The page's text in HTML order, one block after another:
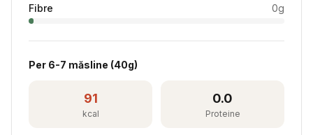
Fibre 0g
Per 6-7 măsline (40g)
91
kcal
0.0
Proteine